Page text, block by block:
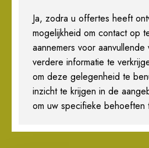
Ja, zodra u offertes heeft
mogelijkheid om contact op
aannemers voor
verdere informatie te
om deze gelegenheid te
inzicht te krijgen in de
om uw specifieke behoeften